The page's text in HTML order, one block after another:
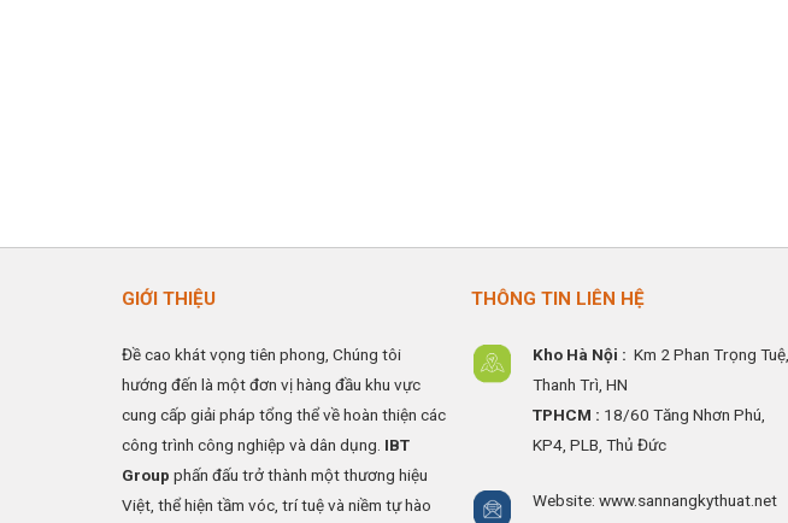
GIỚI THIỆU
Đề cao khát vọng tiên phong, Chúng tôi
hướng đến là một đơn vị hàng đầu khu vực
cung cấp giải pháp tổng thể về hoàn thiện các
công trình công nghiệp và dân dụng. IBT
Group phấn đấu trở thành một thương hiệu
Việt, thể hiện tầm vóc, trí tuệ và niềm tự hào
THÔNG TIN LIÊN HỆ
Kho Hà Nội : Km 2 Phan Trọng Tuệ,
ThanhTrì, HN
TPHCM : 18/60 Tăng Nhơn Phú,
KP4, PLB, Thủ Đức
Website: www.sannangkythuat.net